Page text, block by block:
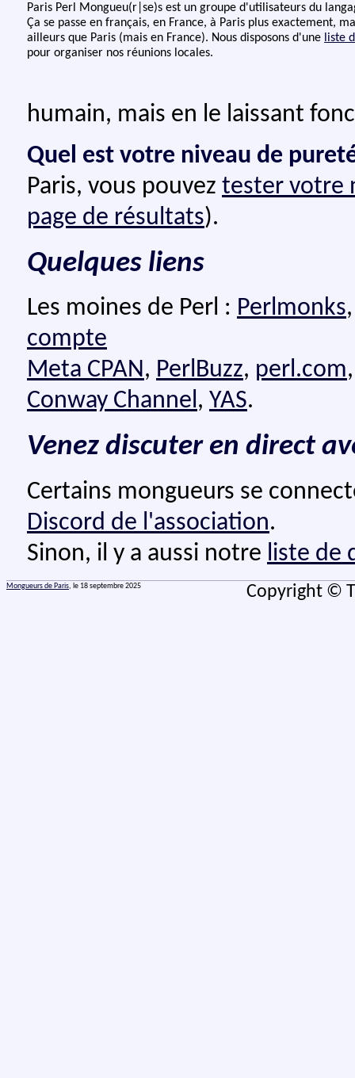
Paris Perl Mongueu(r|se)s est un groupe d'utilisateurs du
Ça se passe en français, en France, à Paris plus exactement,
ailleurs que Paris (mais en France). Nous disposons d'une liste
pour organiser nos réunions locales.
humain, mais en le laissant
Quel est votre niveau de
Paris, vous pouvez tester votre
page de résultats).
Quelques liens
Les moines de Perl : Perlmonks
compte
Meta CPAN, PerlBuzz, perl.com
Conway Channel, YAS.
Venez discuter en direct
Certains mongueurs se
Discord de l'association.
Sinon, il y a aussi notre liste de
Mongueurs de Paris, le 18 septembre 2025 Copyright ©